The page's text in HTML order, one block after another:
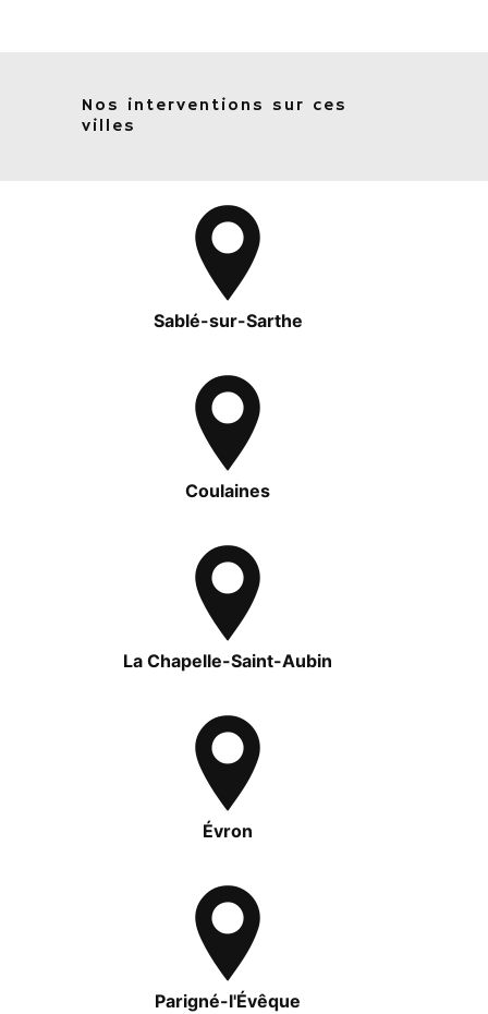
Nos interventions sur ces
villes
Sablé-sur-Sarthe
Coulaines
La Chapelle-Saint-Aubin
Évron
Parigné-l'Évêque